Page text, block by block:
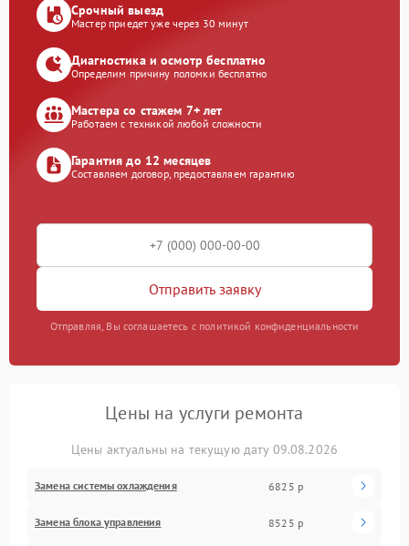
Срочный выезд
Мастер приедет уже через 30 минут
Диагностика и осмотр бесплатно
Определим причину поломки бесплатно
Мастера со стажем 7+ лет
Работаем с техникой любой сложности
Гарантия до 12 месяцев
Составляем договор, предоставляем гарантию
Отправить заявку
Отправляя, Вы соглашаетесь с политикой конфиденциальности
Цены на услуги ремонта
Цены актуальны на текущую дату 09.08.2026
Замена системы охлаждения 6825 р
Замена блока управления 8525 р